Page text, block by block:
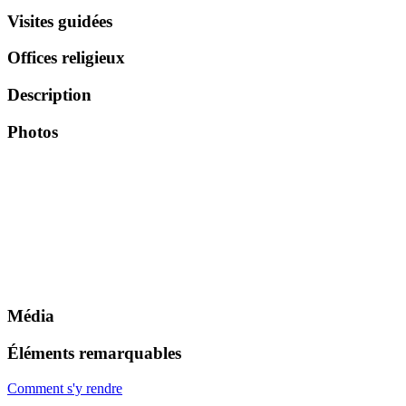
Visites guidées
Offices religieux
Description
Photos
Média
Éléments remarquables
Comment s'y rendre